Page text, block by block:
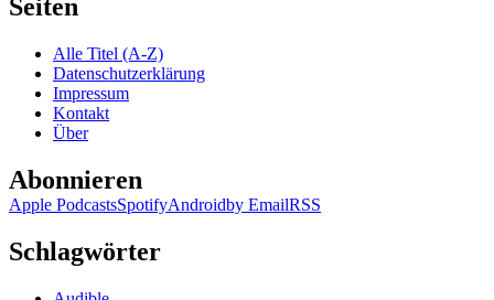
Seiten
Alle Titel (A-Z)
Datenschutzerklärung
Impressum
Kontakt
Über
Abonnieren
Apple PodcastsSpotifyAndroidby EmailRSS
Schlagwörter